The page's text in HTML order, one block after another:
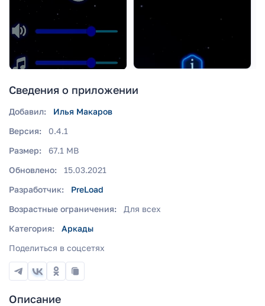
Сведения о приложении
Добавил:
Илья Макаров
Версия:
0.4.1
Размер:
67.1 MB
Обновлено:
15.03.2021
Разработчик:
PreLoad
Возрастные ограничения:
Для всех
Категория:
Аркады
Поделиться в соцсетях
Описание